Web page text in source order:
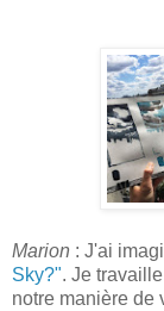
Marion : J'ai
Sky?". Je
notre manière de